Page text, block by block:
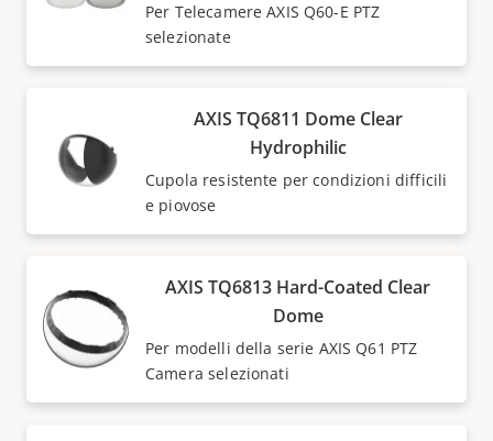
Per Telecamere AXIS Q60-E PTZ
selezionate
AXIS TQ6811 Dome Clear
Hydrophilic
Cupola resistente per condizioni difficili
e piovose
AXIS TQ6813 Hard-Coated Clear
Dome
Per modelli della serie AXIS Q61 PTZ
Camera selezionati